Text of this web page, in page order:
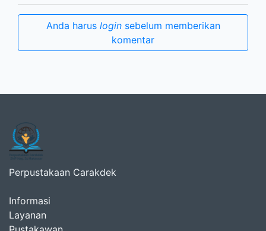
Anda harus loginsebelum memberikan
komentar
Perpustakaan Carakdek
Informasi
Layanan